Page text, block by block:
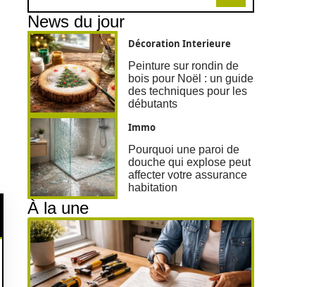
News du jour
Décoration Interieure
Peinture sur rondin de
bois pour Noël : un guide
des techniques pour les
débutants
Immo
Pourquoi une paroi de
douche qui explose peut
affecter votre assurance
habitation
À la une